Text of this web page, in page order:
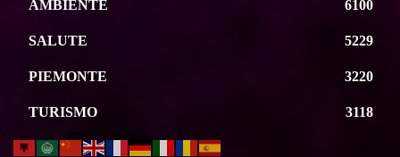
AMBIENTE 6100
SALUTE 5229
PIEMONTE 3220
TURISMO 3118